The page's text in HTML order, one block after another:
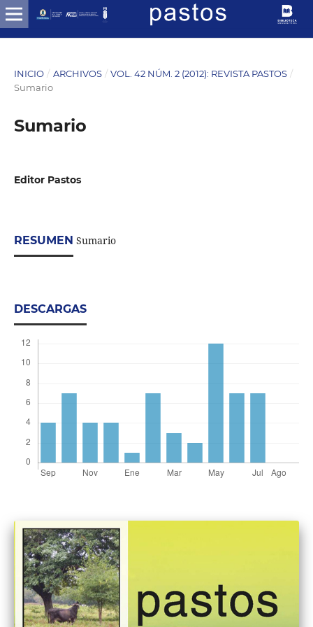
INICIO / ARCHIVOS / VOL. 42 NÚM. 2 (2012): REVISTA PASTOS /
Sumario
Sumario
Editor Pastos
RESUMEN Sumario
DESCARGAS